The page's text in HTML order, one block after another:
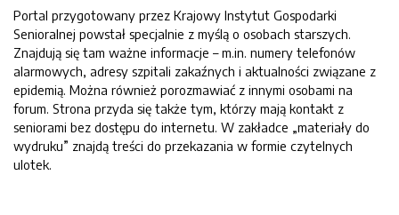
Portal przygotowany przez Krajowy Instytut Gospodarki
Senioralnej powstał specjalnie z myślą o osobach starszych.
Znajdują się tam ważne informacje – m.in. numery telefonów
alarmowych, adresy szpitali zakaźnych i aktualności związane z
epidemią. Można również porozmawiać z innymi osobami na
forum. Strona przyda się także tym, którzy mają kontakt z
seniorami bez dostępu do internetu. W zakładce „materiały do
wydruku” znajdą treści do przekazania w formie czytelnych
ulotek.